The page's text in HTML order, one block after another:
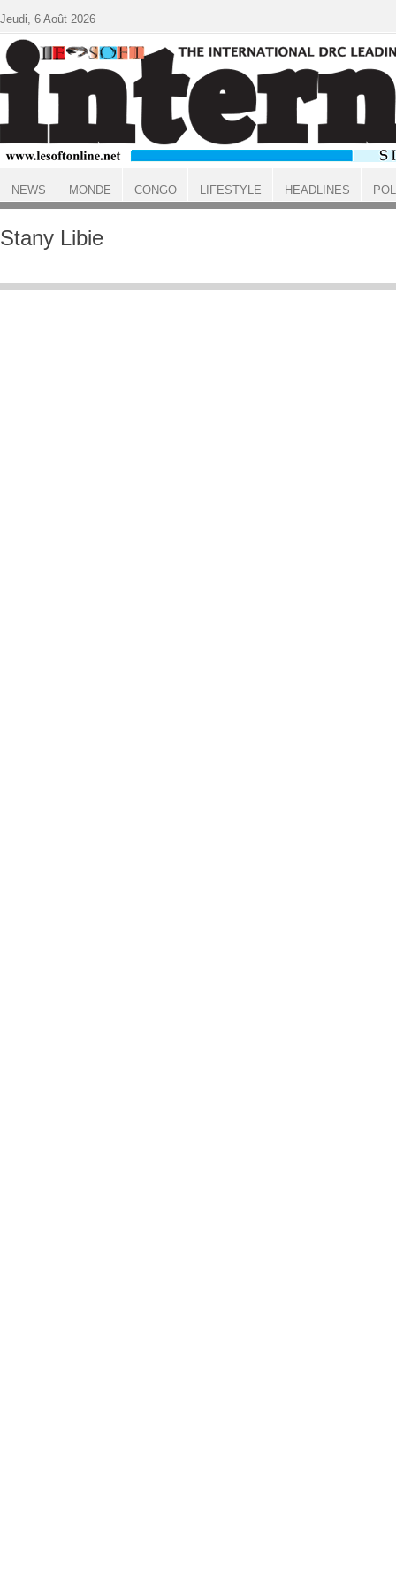
ACCUEIL
Stany Libie
Jeudi, 6 Août 2026
NEWS MONDE CONGO LIFESTYLE HEADLINES